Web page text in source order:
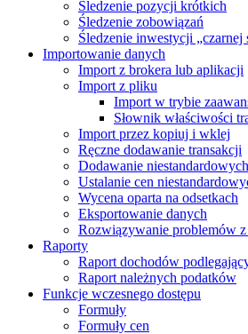
Śledzenie pozycji krótkich
Śledzenie zobowiązań
Śledzenie inwestycji
Importowanie danych
Import z brokera lub aplikacji
Import z pliku
Import w trybie
Słownik właściwości
Import przez kopiuj i wklej
Ręczne dodawanie transakcji
Dodawanie
Ustalanie cen
Wycena oparta na odsetkach
Eksportowanie danych
Rozwiązywanie problemów
Raporty
Raport dochodów
Raport należnych podatków
Funkcje wczesnego dostępu
Formuły
Formuły cen